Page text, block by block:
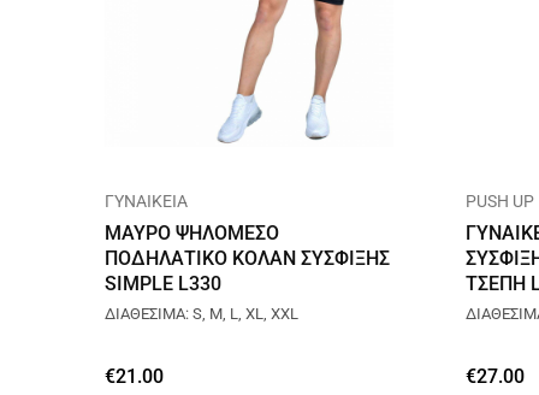
ΓΥΝΑΙΚΕΙΑ
ΜΑΥΡΟ ΨΗΛΟΜΕΣΟ
ΠΟΔΗΛΑΤΙΚΟ ΚΟΛΑΝ ΣΥΣΦΙΞΗΣ
SIMPLE L330
ΔΙΑΘΕΣΙΜΑ: S, M, L, XL, XXL
€21.00
PUSH
ΤΣΕΠΗ
€27.00